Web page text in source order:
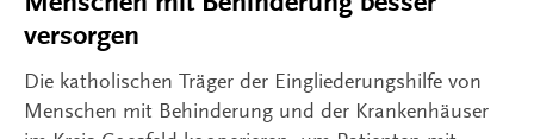
versorgen
Die katholischen Träger der Eingliederungshilfe von
Menschen mit Behinderung und der Krankenhäuser